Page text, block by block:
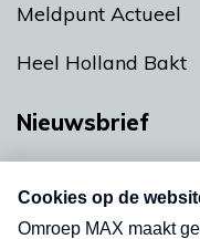
Meldpunt Actueel
Heel Holland Bakt
Nieuwsbrief
nieuwsbrief. Elke
uw mailbox.